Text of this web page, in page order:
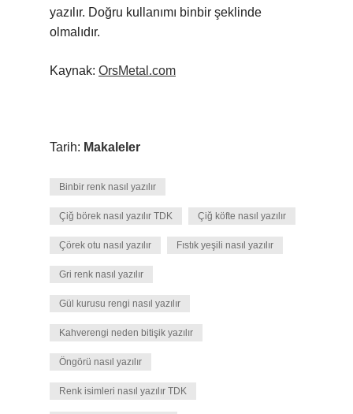
yazılır. Doğru kullanımı binbir şeklinde
olmalıdır.
Kaynak: OrsMetal.com
Tarih: Makaleler
Binbir renk nasıl yazılır
Çiğ börek nasıl yazılır TDK Çiğ köfte nasıl yazılır
Çörek otu nasıl yazılır Fıstık yeşili nasıl yazılır
Gri renk nasıl yazılır
Gül kurusu rengi nasıl yazılır
Kahverengi neden bitişik yazılır
Öngörü nasıl yazılır
Renk isimleri nasıl yazılır TDK